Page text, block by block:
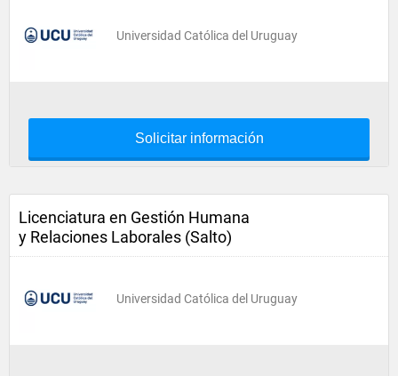
Universidad Católica del Uruguay
Solicitar información
Licenciatura en Gestión Humana
y Relaciones Laborales (Salto)
Universidad Católica del Uruguay